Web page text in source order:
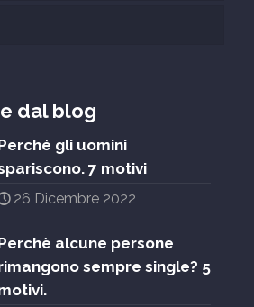
dal blog
gli uomini
7 motivi
26 Dicembre 2022
alcune persone
sempre single? 5